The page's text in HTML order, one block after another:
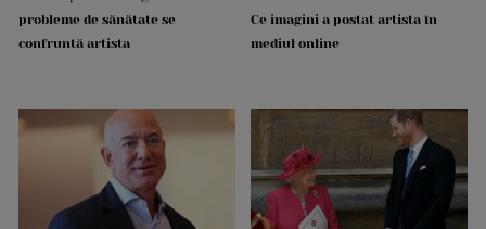
probleme de sănătate se
confruntă artista
Ce imagini a postat artista în
mediul online